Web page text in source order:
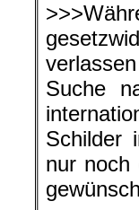
Suche
Schilder
nur noch